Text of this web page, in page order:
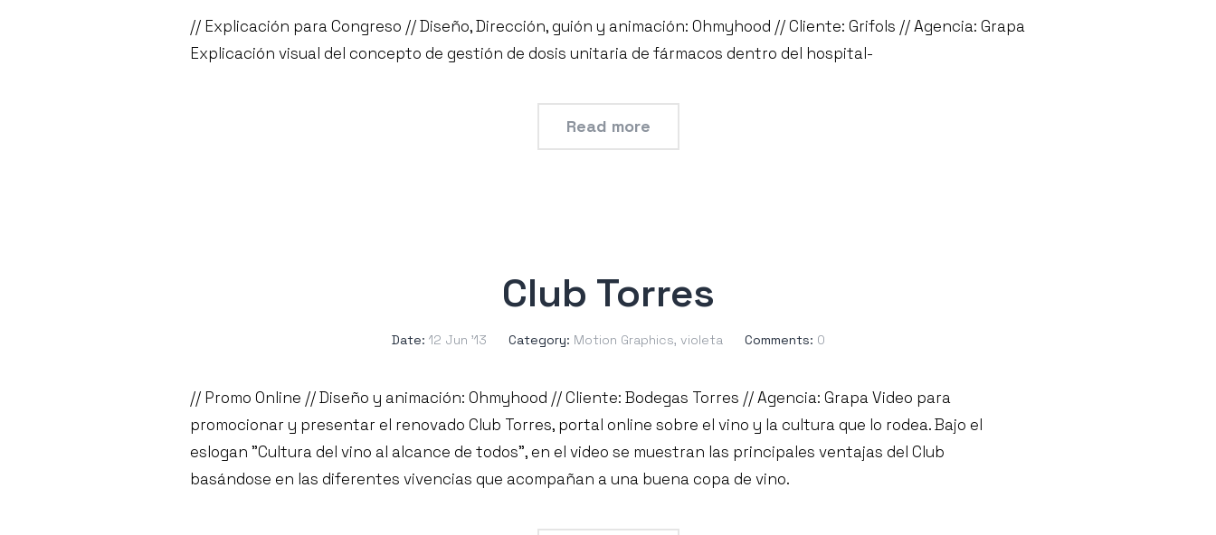
// Explicación para Congreso // Diseño, Dirección, guión y animación: Ohmyhood // Cliente: Grifols // Agencia: Grapa
Explicación visual del concepto de gestión de dosis unitaria de fármacos dentro del hospital-
Read more
Club Torres
Date: 12 Jun ’13 Category: Motion Graphics, violeta Comments: 0
// Promo Online // Diseño y animación: Ohmyhood // Cliente: Bodegas Torres // Agencia: Grapa Video para
promocionar y presentar el renovado Club Torres, portal online sobre el vino y la cultura que lo rodea. Bajo el
eslogan "Cultura del vino al alcance de todos", en el video se muestran las principales ventajas del Club
basándose en las diferentes vivencias que acompañan a una buena copa de vino.